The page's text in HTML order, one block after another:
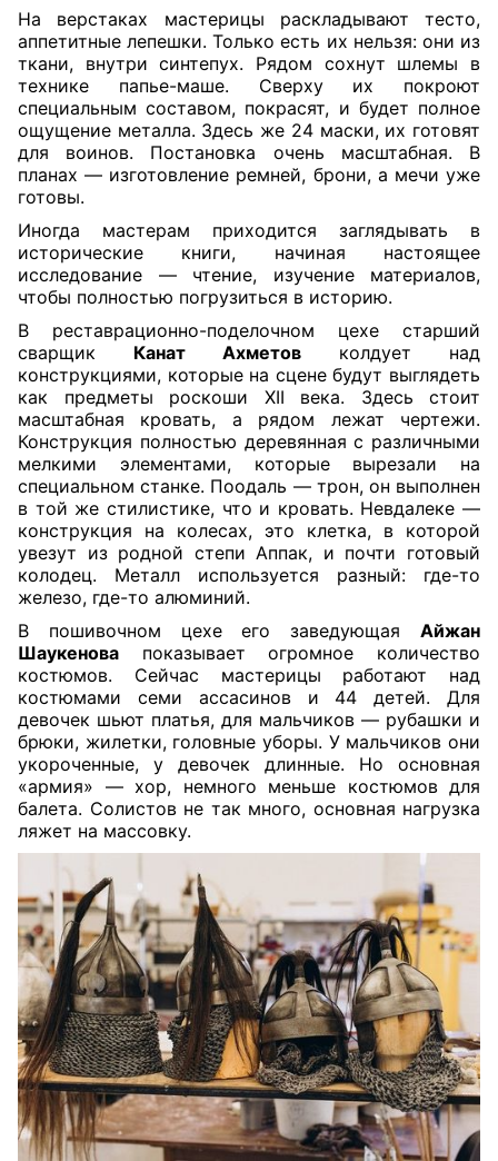
На верстаках мастерицы раскладывают тесто,
аппетитные лепешки. Только есть их нельзя: они из
ткани, внутри синтепух. Рядом сохнут шлемы в
технике папье-маше. Сверху их покроют
специальным составом, покрасят, и будет полное
ощущение металла. Здесь же 24 маски, их готовят
для воинов. Постановка очень масштабная. В
планах — изготовление ремней, брони, а мечи уже
готовы.
Иногда мастерам приходится заглядывать в
исторические книги, начиная настоящее
исследование — чтение, изучение материалов,
чтобы полностью погрузиться в историю.
В реставрационно-поделочном цехе старший
сварщик Канат Ахметов колдует над
конструкциями, которые на сцене будут выглядеть
как предметы роскоши XII века. Здесь стоит
масштабная кровать, а рядом лежат чертежи.
Конструкция полностью деревянная с различными
мелкими элементами, которые вырезали на
специальном станке. Поодаль — трон, он выполнен
в той же стилистике, что и кровать. Невдалеке —
конструкция на колесах, это клетка, в которой
увезут из родной степи Аппак, и почти готовый
колодец. Металл используется разный: где-то
железо, где-то алюминий.
В пошивочном цехе его заведующая Айжан
Шаукенова показывает огромное количество
костюмов. Сейчас мастерицы работают над
костюмами семи ассасинов и 44 детей. Для
девочек шьют платья, для мальчиков — рубашки и
брюки, жилетки, головные уборы. У мальчиков они
укороченные, у девочек длинные. Но основная
«армия» — хор, немного меньше костюмов для
балета. Солистов не так много, основная нагрузка
ляжет на массовку.